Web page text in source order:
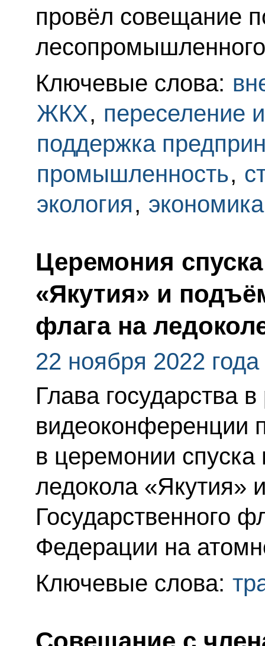
провёл совещание
Ключевые слова:
ЖКХ, переселение
поддержка
промышленность,
экология,
Церемония
«Якутия» и
флага на
22 ноября 2022 года
Глава государства
видеоконференции
в церемонии спуска
ледокола «Якутия»
Государственного
Федерации на
Ключевые слова: